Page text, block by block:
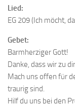
Lied:
EG 209 (Ich möcht,
Gebet:
Barmherziger Gott!
Danke, dass wir zu
Mach uns offen für
traurig sind.
Hilf du uns bei den